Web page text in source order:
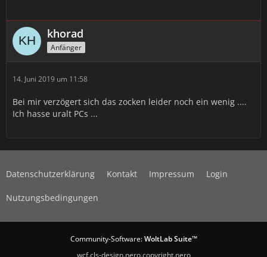
khorad
Anfänger
14. Juni 2019 um 11:58
Bei mir verzögert sich das zocken leider noch ein wenig ....
Ich hasse uralt PCs ...
Datenschutzerklärung Kontakt Impressum Login
Nutzungsbedingungen
Community-Software:WoltLab Suite™
wcf.cls-design.nero.copyright.nero